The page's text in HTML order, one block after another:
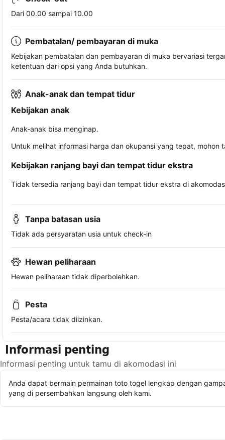
Dari 00.00 sampai 10.00
Pembatalan/ pembayaran di muka
Kebijakan pembatalan dan pembayaran di muka bervariasi
ketentuan dari opsi yang Anda butuhkan.
Anak-anak dan tempat tidur
Kebijakan anak
Anak-anak bisa menginap.
Untuk melihat informasi harga dan okupansi yang tepat,
Kebijakan ranjang bayi dan tempat tidur ekstra
Tidak tersedia ranjang bayi dan tempat tidur ekstra di
Tanpa batasan usia
Tidak ada persyaratan usia untuk check-in
Hewan peliharaan
Hewan peliharaan tidak diperbolehkan.
Pesta
Pesta/acara tidak diizinkan.
Informasi penting
Informasi penting untuk tamu di akomodasi ini
Anda dapat bermain permainan toto togel lengkap dengan
yang di persembahkan langsung oleh kami.